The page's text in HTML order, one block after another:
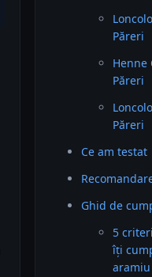
Păreri
Henne
Păreri
Păreri
Ce am testat
Ghid de
5
îți
aramiu